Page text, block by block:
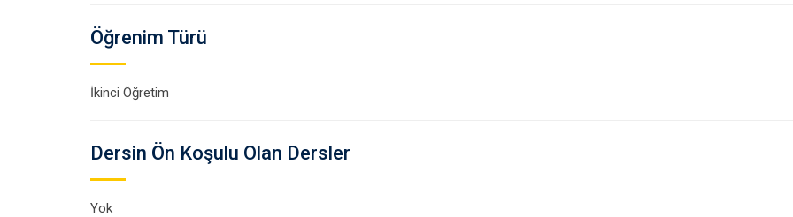
Öğrenim Türü
İkinci Öğretim
Dersin Ön Koşulu Olan Dersler
Yok